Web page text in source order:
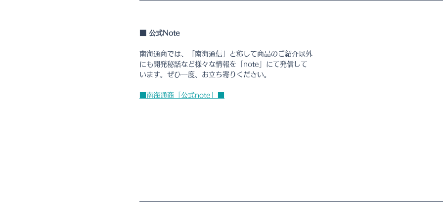
■ 公式Note
南海通商では、「南海通信」と称して商品のご紹介以外
にも開発秘話など様々な情報を「note」にて発信して
います。ぜひ一度、お立ち寄りください。
■南海通商「公式note」■